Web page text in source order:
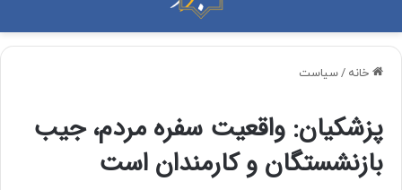
خانه /سیاست
پزشکیان: واقعیت سفره مردم، جیب
بازنشستگان و کارمندان است